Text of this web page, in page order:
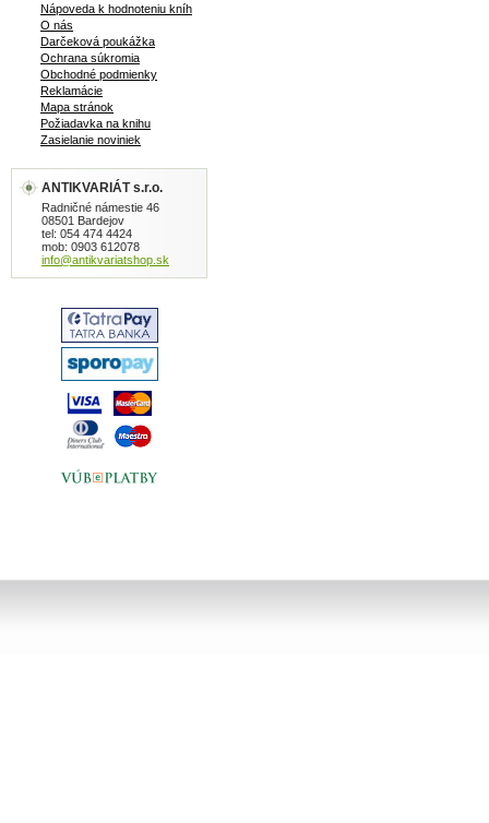
Nápoveda k hodnoteniu kníh
O nás
Darčeková poukážka
Ochrana súkromia
Obchodné podmienky
Reklamácie
Mapa stránok
Požiadavka na knihu
Zasielanie noviniek
ANTIKVARIÁT s.r.o.
Radničné námestie 46
08501 Bardejov
tel: 054 474 4424
mob: 0903 612078
info@antikvariatshop.sk